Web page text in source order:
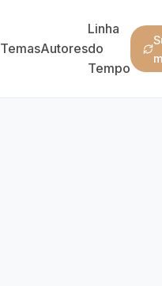
TemasAutores
Linha
do
Tempo